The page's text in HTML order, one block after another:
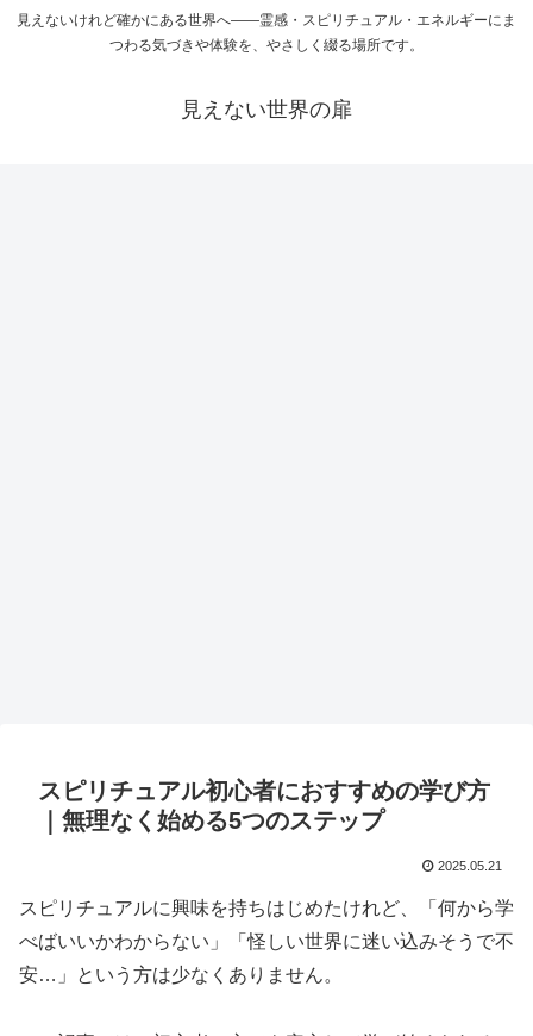
見えないけれど確かにある世界へ――霊感・スピリチュアル・エネルギーにま
つわる気づきや体験を、やさしく綴る場所です。
見えない世界の扉
スピリチュアル初心者におすすめの学び方
｜無理なく始める5つのステップ
2025.05.21
スピリチュアルに興味を持ちはじめたけれど、「何から学
べばいいかわからない」「怪しい世界に迷い込みそうで不
安…」という方は少なくありません。